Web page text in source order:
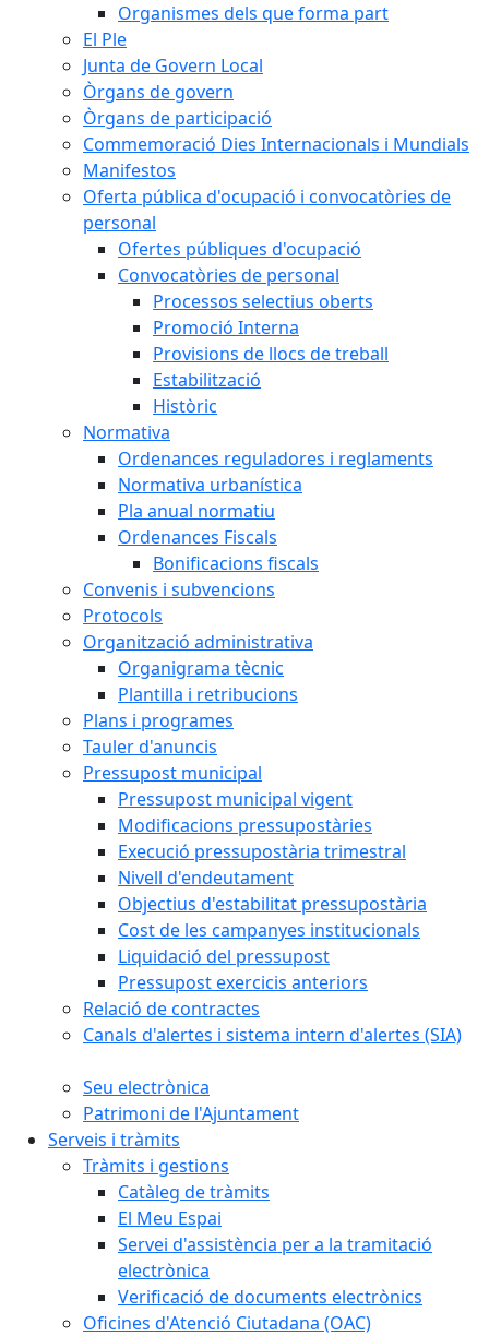
Organismes dels que forma part
El Ple
Junta de Govern Local
Òrgans de govern
Òrgans de participació
Commemoració Dies Internacionals i Mundials
Manifestos
Oferta pública d'ocupació i convocatòries de
personal
Ofertes públiques d'ocupació
Convocatòries de personal
Processos selectius oberts
Promoció Interna
Provisions de llocs de treball
Estabilització
Històric
Normativa
Ordenances reguladores i reglaments
Normativa urbanística
Pla anual normatiu
Ordenances Fiscals
Bonificacions fiscals
Convenis i subvencions
Protocols
Organització administrativa
Organigrama tècnic
Plantilla i retribucions
Plans i programes
Tauler d'anuncis
Pressupost municipal
Pressupost municipal vigent
Modificacions pressupostàries
Execució pressupostària trimestral
Nivell d'endeutament
Objectius d'estabilitat pressupostària
Cost de les campanyes institucionals
Liquidació del pressupost
Pressupost exercicis anteriors
Relació de contractes
Canals d'alertes i sistema intern d'alertes (SIA)
Seu electrònica
Patrimoni de l'Ajuntament
Serveis i tràmits
Tràmits i gestions
Catàleg de tràmits
El Meu Espai
Servei d'assistència per a la tramitació
electrònica
Verificació de documents electrònics
Oficines d'Atenció Ciutadana (OAC)